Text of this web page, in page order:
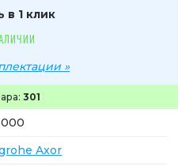
301
Axor
в 1 клик
»